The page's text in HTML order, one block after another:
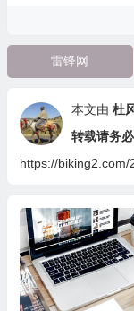
雷锋网
本文由 杜
转载请务
https://